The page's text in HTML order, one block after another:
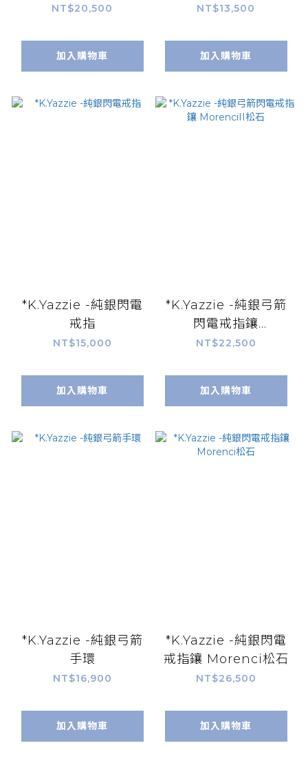
MorenciII松石
NT$20,500
加入購物車
NT$13,500
加入購物車
*K.Yazzie -純銀閃電
戒指
NT$15,000
加入購物車
*K.Yazzie -純銀弓箭
閃電戒指鑲
MorenciII松石
NT$22,500
加入購物車
*K.Yazzie -純銀弓箭
手環
NT$16,900
加入購物車
*K.Yazzie -純銀閃電
戒指鑲 Morenci松石
NT$26,500
加入購物車